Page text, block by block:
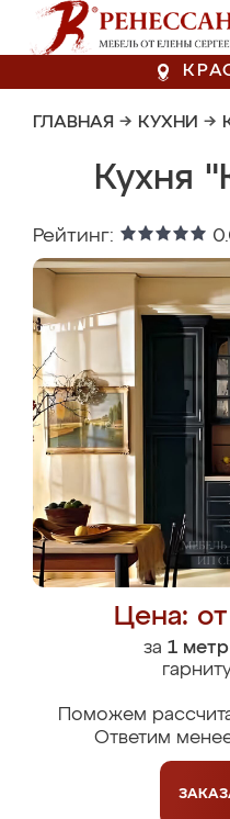
ГЛАВНАЯ → КУХНИ →
Кухня
Рейтинг:
Цена:
за 1 метр
Поможем
Ответим